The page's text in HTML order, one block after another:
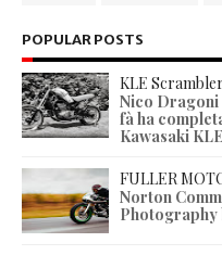
POPULAR POSTS
KLE Scrambler
Nico Dragoni
fà ha
Kawasaki
FULLER
Norton
Photography